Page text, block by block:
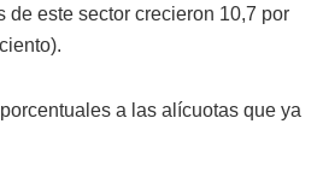
de este sector crecieron 10,7 por
a las alícuotas que ya